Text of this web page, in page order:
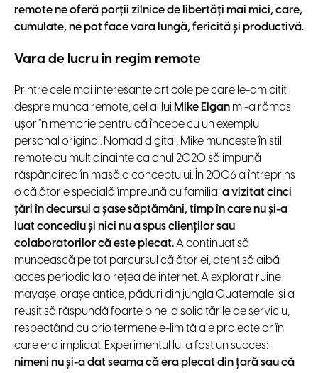
remote ne oferă porţii zilnice de libertăţi mai mici, care,
cumulate, ne pot face vara lungă, fericită şi productivă.
Vara de lucru în regim remote
Printre cele mai interesante articole pe care le-am citit
despre munca remote, cel al lui Mike Elgan mi-a rămas
uşor în memorie pentru că începe cu un exemplu
personal original. Nomad digital, Mike munceşte în stil
remote cu mult dinainte ca anul 2020 să impună
răspândirea în masă a conceptului. În 2006 a întreprins
o călătorie specială împreună cu familia: a vizitat cinci
ţări în decursul a şase săptămâni, timp în care nu şi-a
luat concediu şi nici nu a spus clienţilor sau
colaboratorilor că este plecat.A continuat să
muncească pe tot parcursul călătoriei, atent să aibă
acces periodic la o reţea de internet. A explorat ruine
mayaşe, oraşe antice, păduri din jungla Guatemalei şi a
reuşit să răspundă foarte bine la solicitările de serviciu,
respectând cu brio termenele-limită ale proiectelor în
care era implicat. Experimentul lui a fost un succes:
nimeni nu şi-a dat seama că era plecat din ţară sau că